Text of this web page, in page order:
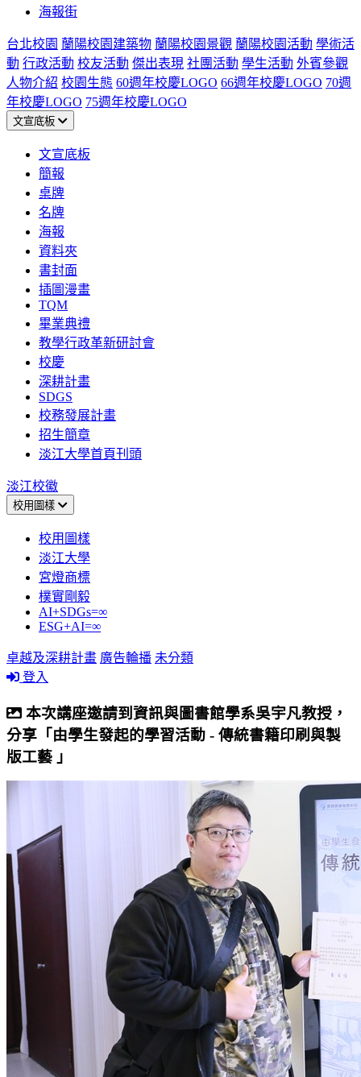
海報街
台北校園 蘭陽校園建築物 蘭陽校園景觀 蘭陽校園活動 學術活
動 行政活動 校友活動 傑出表現 社團活動 學生活動 外賓參觀
人物介紹 校園生態 60週年校慶LOGO 66週年校慶LOGO 70週
年校慶LOGO 75週年校慶LOGO
文宣底板
文宣底板
簡報
桌牌
名牌
海報
資料夾
書封面
插圖漫畫
TQM
畢業典禮
教學行政革新研討會
校慶
深耕計畫
SDGS
校務發展計畫
招生簡章
淡江大學首頁刊頭
淡江校徽
校用圖樣
校用圖樣
淡江大學
宮燈商標
樸實剛毅
AI+SDGs=∞
ESG+AI=∞
卓越及深耕計畫 廣告輪播 未分類
登入
本次講座邀請到資訊與圖書館學系吳宇凡教授，
分享「由學生發起的學習活動 - 傳統書籍印刷與製
版工藝 」